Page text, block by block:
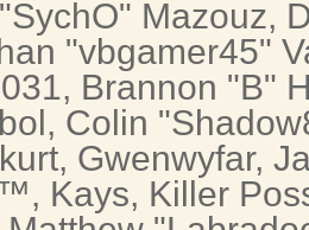
Mazouz,
"vbgamer45"
Brannon "B"
Colin
Gwenwyfar,
Kays, Killer